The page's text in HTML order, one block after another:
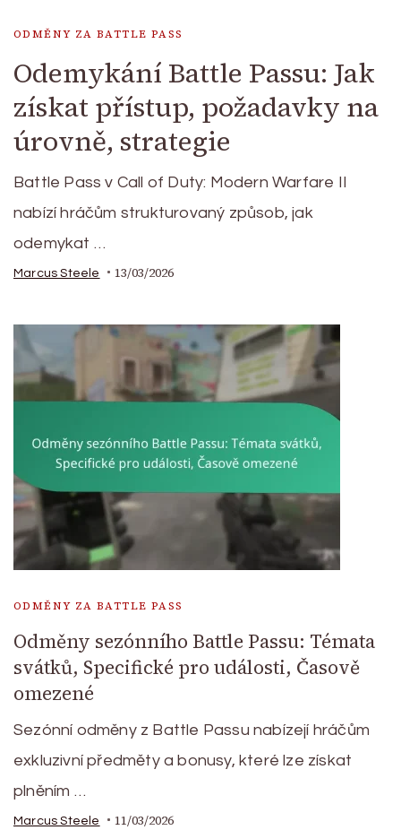
ODMĚNY ZA BATTLE PASS
Odemykání Battle Passu: Jak
získat přístup, požadavky na
úrovně, strategie
Battle Pass v Call of Duty: Modern Warfare II
nabízí hráčům strukturovaný způsob, jak
odemykat …
Marcus Steele 13/03/2026
ODMĚNY ZA BATTLE PASS
Odměny sezónního Battle Passu: Témata
svátků, Specifické pro události, Časově
omezené
Sezónní odměny z Battle Passu nabízejí hráčům
exkluzivní předměty a bonusy, které lze získat
plněním …
Marcus Steele 11/03/2026